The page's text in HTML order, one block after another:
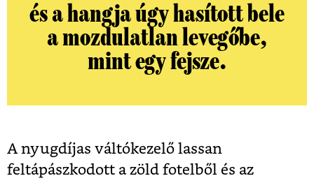
és a hangja úgy hasított bele
a mozdulatlan levegőbe,
mint egy fejsze.
A nyugdíjas váltókezelő lassan
feltápászkodott a zöld fotelből és az